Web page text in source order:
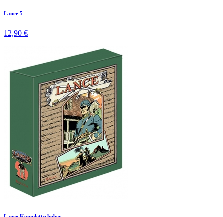
Lance 5
12,90 €